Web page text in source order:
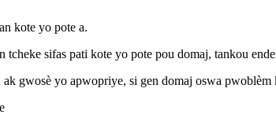
kote yo pote a.
sifas pati kote yo pote pou domaj, tankou
gwosè yo apwopriye, si gen domaj oswa